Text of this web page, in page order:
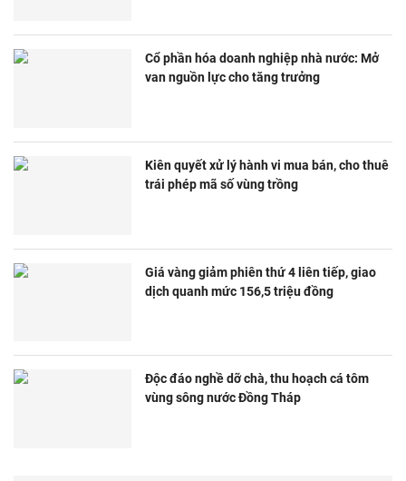
Cổ phần hóa doanh nghiệp nhà nước: Mở
van nguồn lực cho tăng trưởng
Kiên quyết xử lý hành vi mua bán, cho thuê
trái phép mã số vùng trồng
Giá vàng giảm phiên thứ 4 liên tiếp, giao
dịch quanh mức 156,5 triệu đồng
Độc đáo nghề dỡ chà, thu hoạch cá tôm
vùng sông nước Đồng Tháp